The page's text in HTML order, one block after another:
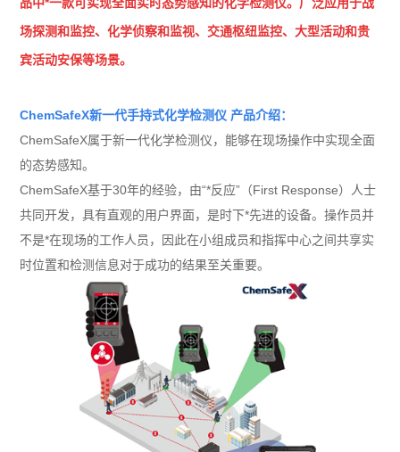
场探测和监控、化学侦察和监视、 交通枢纽监控、大型活动和贵
宾活动安保等场景。
ChemSafeX新一代手持式化学检测仪 产品介绍：
ChemSafeX属于新一代化学检测仪，能够在现场操作中实现全面
的态势感知。
ChemSafeX基于30年的经验，由“*反应” （First Response）人士
共同开发，具有直观的用户界面，是时下*先进的设备。操作员并
不是*在现场的工作人员，因此在小组成员和指挥中心之间共享实
时位置和检测信息对于成功的结果至关重要。